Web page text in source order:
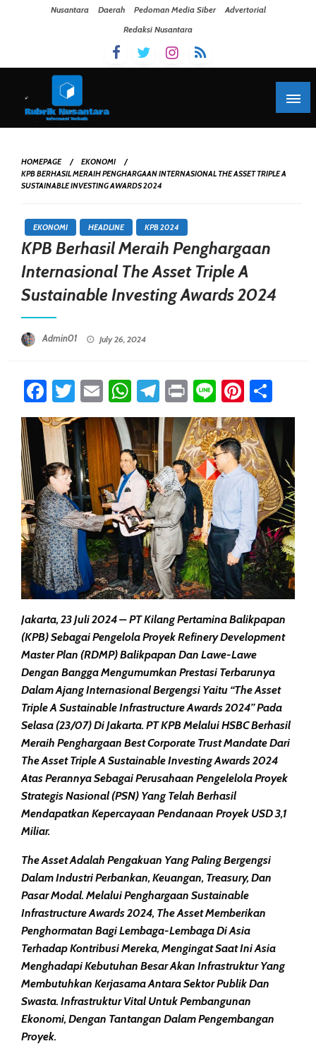
Nusantara Daerah Pedoman Media Siber
Advertorial
Redaksi Nusantara
HOMEPAGE
EKONOMI
KPB BERHASIL MERAIH PENGHARGAAN INTERNASIONAL THE ASSET TRIPLE A
SUSTAINABLE INVESTING AWARDS 2024
EKONOMI HEADLINE KPB 2024
KPB Berhasil Meraih Penghargaan
Internasional The Asset Triple A
Sustainable Investing Awards 2024
Admin01 July 26, 2024
Facebook
Twitter
EmailWhatsApp
Telegram
PrintLine
Jakarta, 23 Juli 2024 – PT Kilang Pertamina Balikpapan
(KPB) Sebagai Pengelola Proyek Refinery Development
Master Plan (RDMP) Balikpapan Dan Lawe-Lawe
Dengan Bangga Mengumumkan Prestasi Terbarunya
Dalam Ajang Internasional Bergengsi Yaitu “The Asset
Triple A Sustainable Infrastructure Awards 2024” Pada
Selasa (23/07) Di Jakarta. PT KPB Melalui HSBC Berhasil
Meraih Penghargaan Best Corporate Trust Mandate Dari
The Asset Triple A Sustainable Investing Awards 2024
Atas Perannya Sebagai Perusahaan Pengelelola Proyek
Strategis Nasional (PSN) Yang Telah Berhasil
Mendapatkan Kepercayaan Pendanaan Proyek USD 3,1
Miliar.
The Asset Adalah Pengakuan Yang Paling Bergengsi
Dalam Industri Perbankan, Keuangan, Treasury, Dan
Pasar Modal. Melalui Penghargaan Sustainable
Infrastructure Awards 2024, The Asset Memberikan
Penghormatan Bagi Lembaga-Lembaga Di Asia
Terhadap Kontribusi Mereka, Mengingat Saat Ini Asia
Menghadapi Kebutuhan Besar Akan Infrastruktur Yang
Membutuhkan Kerjasama Antara Sektor Publik Dan
Swasta. Infrastruktur Vital Untuk Pembangunan
Ekonomi, Dengan Tantangan Dalam Pengembangan
Proyek.